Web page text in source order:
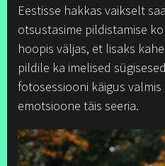
Eestisse hakkas vaikselt
otsustasime pildistamise
hoopis väljas, et lisaks
pildile ka imelised
fotosessiooni käigus valmis
emotsioone täis seeria.